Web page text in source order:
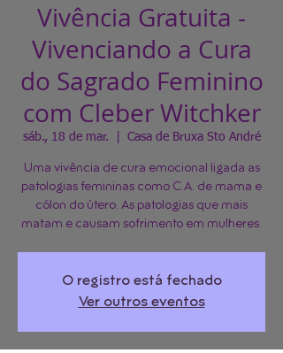
Vivência Gratuita -
Vivenciando a Cura
do Sagrado Feminino
com Cleber Witchker
sáb., 18 de mar. Casa de Bruxa Sto André
Uma vivência de cura emocional ligada as
patologias femininas como C.A. de mama e
cólon do útero. As patologias que mais
matam e causam sofrimento em mulheres.
O registro está fechado
Ver outros eventos